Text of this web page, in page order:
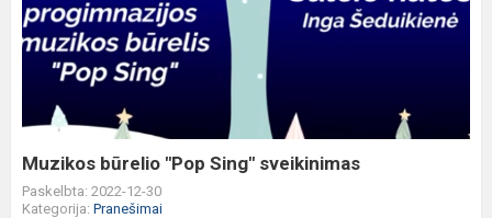
"Pop
Sing"
sveikinimas
Muzikos būrelio "Pop Sing" sveikinimas
Paskelbta: 2022-12-30
Kategorija: Pranešimai